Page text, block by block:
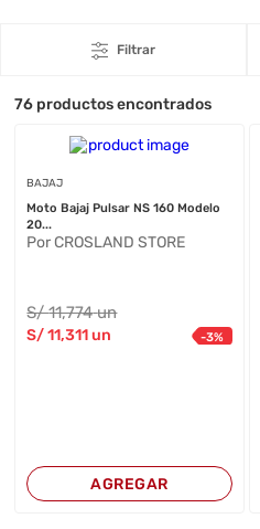
Filtrar
76 productos encontrados
BAJAJ
Moto Bajaj Pulsar NS 160 Modelo
20...
Por CROSLAND STORE
S/11,774 un
S/11,311 un -3%
AGREGAR